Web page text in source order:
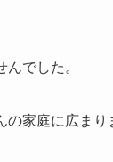
でした。
家庭に広まり